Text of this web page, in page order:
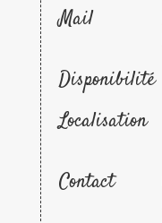
Mail
Disponibilité
Localisation
Contact